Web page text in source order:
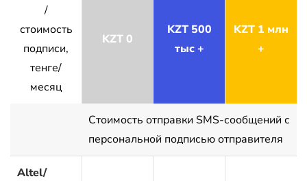
/
стоимость
подписи,
тенге/
месяц
KZT 0
KZT 500
тыс +
KZT 1 млн
+
Стоимость отправки SMS-сообщений с
персональной подписью отправителя
Altel/